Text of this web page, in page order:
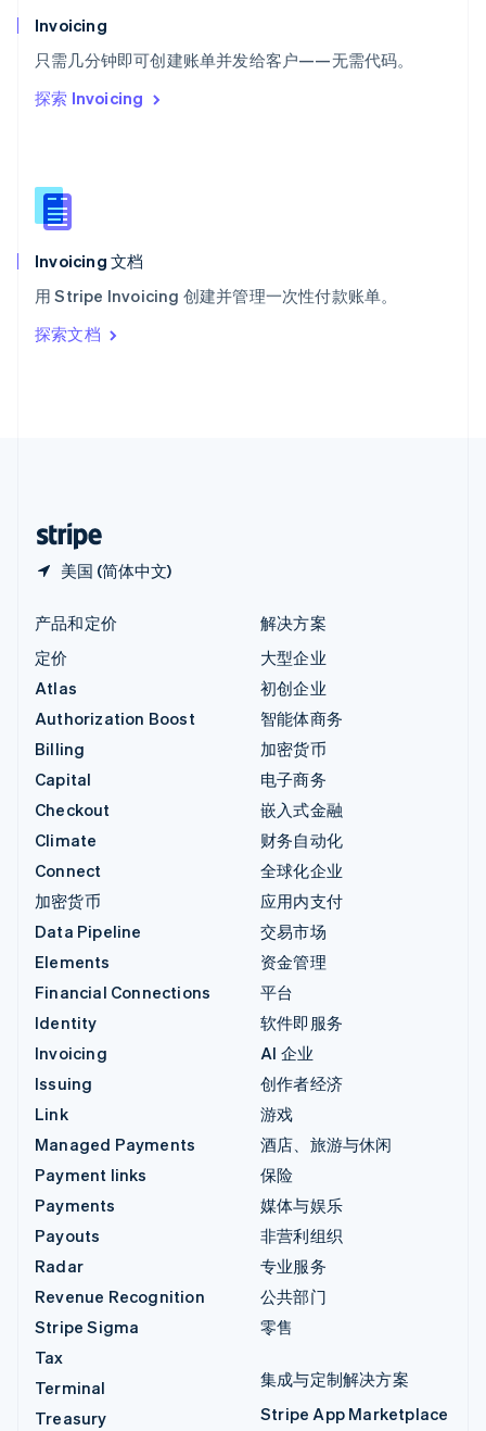
Invoicing
只需几分钟即可创建账单并发给客户——无需代码。
探索 Invoicing
Invoicing 文档
用 Stripe Invoicing 创建并管理一次性付款账单。
探索文档
美国 (简体中文)
ไทยEnglish
希腊
English
西班牙
新西兰
English
匈牙利
English
ItalianoEnglish
印度
English
产品和定价
定价
Atlas
Authorization Boost
Billing
Capital
Checkout
Climate
Connect
加密货币
Data Pipeline
Elements
Financial Connections
Identity
Invoicing
Issuing
Link
Managed Payments
Payment links
Payments
Payouts
Radar
Revenue Recognition
Stripe Sigma
Tax
Terminal
Treasury
解决方案
大型企业
初创企业
智能体商务
加密货币
电子商务
嵌入式金融
财务自动化
全球化企业
应用内支付
交易市场
资金管理
平台
软件即服务
AI 企业
创作者经济
游戏
酒店、旅游与休闲
保险
媒体与娱乐
非营利组织
专业服务
公共部门
零售
集成与定制解决方案
Stripe App Marketplace